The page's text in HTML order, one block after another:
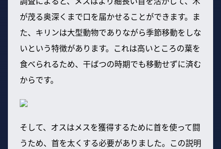
が茂る奥深くまで口を届かせることができます。ま
た、キリンは大型動物でありながら季節移動をしな
いという特徴があります。これは高いところの葉を
食べられるため、干ばつの時期でも移動せずに済む
からです。
そして、オスはメスを獲得するために首を使って闘
うため、首を太くする必要がありました。この説明